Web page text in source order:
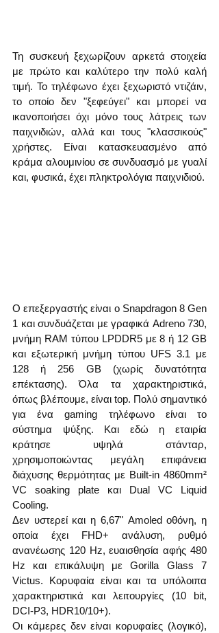
Τη συσκευή ξεχωρίζουν αρκετά στοιχεία
με πρώτο και καλύτερο την πολύ καλή
τιμή. Το τηλέφωνο έχει ξεχωριστό ντιζάιν,
το οποίο δεν "ξεφεύγει" και μπορεί να
ικανοποιήσει όχι μόνο τους λάτρεις των
παιχνιδιών, αλλά και τους "κλασσικούς"
χρήστες. Είναι κατασκευασμένο από
κράμα αλουμινίου σε συνδυασμό με γυαλί
και, φυσικά, έχει πληκτρολόγια παιχνιδιού.
Ο επεξεργαστής είναι ο Snapdragon 8 Gen
1 και συνδυάζεται με γραφικά Adreno 730,
μνήμη RAM τύπου LPDDR5 με 8 ή 12 GB
και εξωτερική μνήμη τύπου UFS 3.1 με
128 ή 256 GB (χωρίς δυνατότητα
επέκτασης). Όλα τα χαρακτηριστικά,
όπως βλέπουμε, είναι top. Πολύ σημαντικό
για ένα gaming τηλέφωνο είναι το
σύστημα ψύξης. Και εδώ η εταιρία
κράτησε υψηλά στάνταρ,
χρησιμοποιώντας μεγάλη επιφάνεια
διάχυσης θερμότητας με Built-in 4860mm²
VC soaking plate και Dual VC Liquid
Cooling.
Δεν υστερεί και η 6,67" Amoled οθόνη, η
οποία έχει FHD+ ανάλυση, ρυθμό
ανανέωσης 120 Hz, ευαισθησία αφής 480
Hz και επικάλυψη με Gorilla Glass 7
Victus. Κορυφαία είναι και τα υπόλοιπα
χαρακτηριστικά και λειτουργίες (10 bit,
DCI-P3, HDR10/10+).
Οι κάμερες δεν είναι κορυφαίες (λογικό),